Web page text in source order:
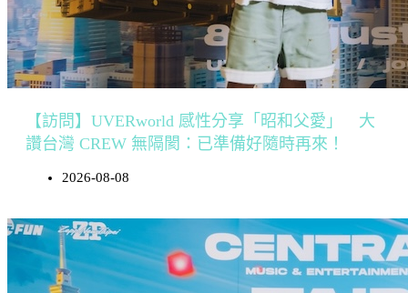
【訪問】UVERworld 感性分享「昭和父愛」 大
讚台灣 CREW 無隔閡：已準備好隨時再來！
2026-08-08